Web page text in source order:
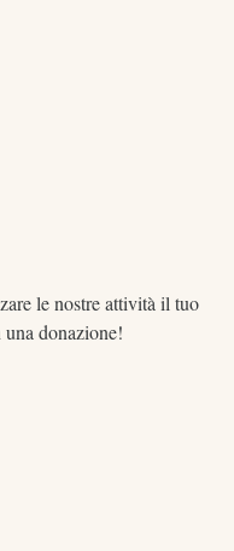
le nostre attività il tuo
donazione!